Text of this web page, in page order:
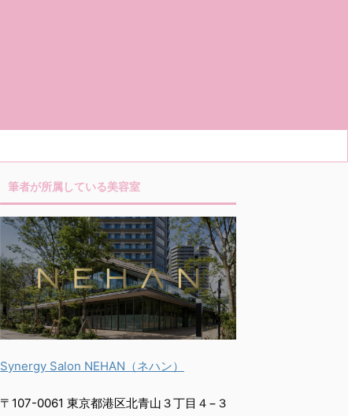
筆者が所属している美容室
Synergy Salon NEHAN（ネハン）
〒107-0061 東京都港区北青山３丁目４−３